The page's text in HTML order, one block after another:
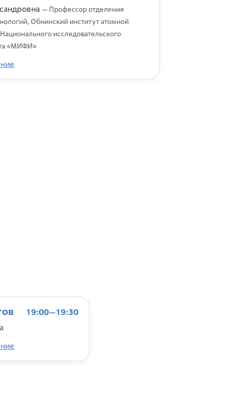
— Профессор отделения
Обнинский институт атомной
исследовательского
«МИФИ»
19:00—19:30